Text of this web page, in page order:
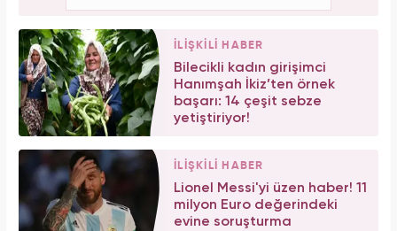
İLİŞKİLİ HABER
Bilecikli kadın girişimci
Hanımşah İkiz’ten örnek
başarı: 14 çeşit sebze
yetiştiriyor!
İLİŞKİLİ HABER
Lionel Messi'yi üzen haber! 11
milyon Euro değerindeki
evine soruşturma